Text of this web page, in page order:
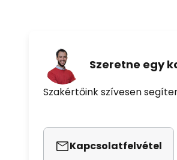
Szeretne egy
Szakértőink szívesen
Kapcsolatfelvétel